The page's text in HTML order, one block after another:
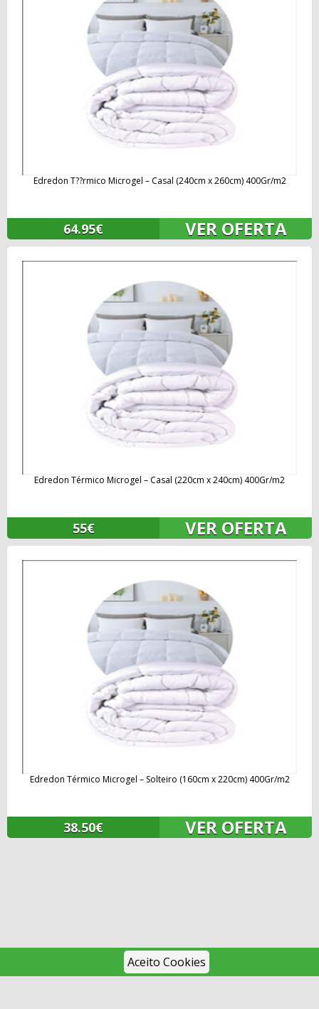
Edredon T??rmico Microgel – Casal (240cm x 260cm) 400Gr/m2
64.95€ VER OFERTA
Edredon Térmico Microgel – Casal (220cm x 240cm) 400Gr/m2
55€ VER OFERTA
Edredon Térmico Microgel – Solteiro (160cm x 220cm) 400Gr/m2
38.50€ VER OFERTA
Aceito Cookies